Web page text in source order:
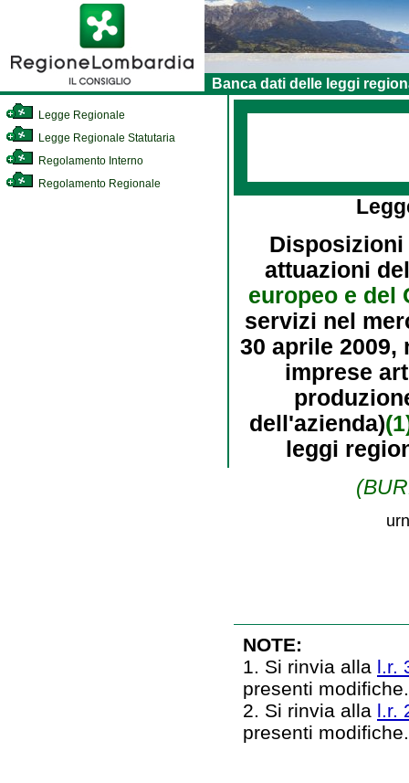
Banca dati delle leggi
Legge Regionale
Legge Regionale Statutaria
Regolamento Interno
Regolamento Regionale
Disposizioni
attuazioni
europeo e del
servizi nel
30 aprile 2009,
imprese
dell'azienda)
leggi
NOTE:
1. Si rinvia alla l.r.
presenti
2. Si rinvia alla l.r.
presenti